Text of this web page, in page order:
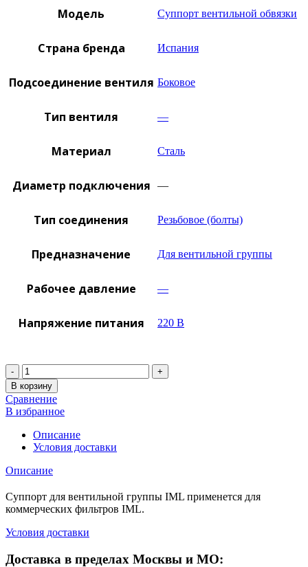
Модель Суппорт вентильной обвязки
Страна бренда Испания
Подсоединение вентиля Боковое
Тип вентиля —
Материал Сталь
Диаметр подключения —
Тип соединения Резьбовое (болты)
Предназначение Для вентильной группы
Рабочее давление —
Напряжение питания 220 В
Количество
В корзину
Сравнение
В избранное
Описание
Условия доставки
Описание
Суппорт для вентильной группы IML применется для
коммерческих фильтров IML.
Условия доставки
Доставка в пределах Москвы и МО: